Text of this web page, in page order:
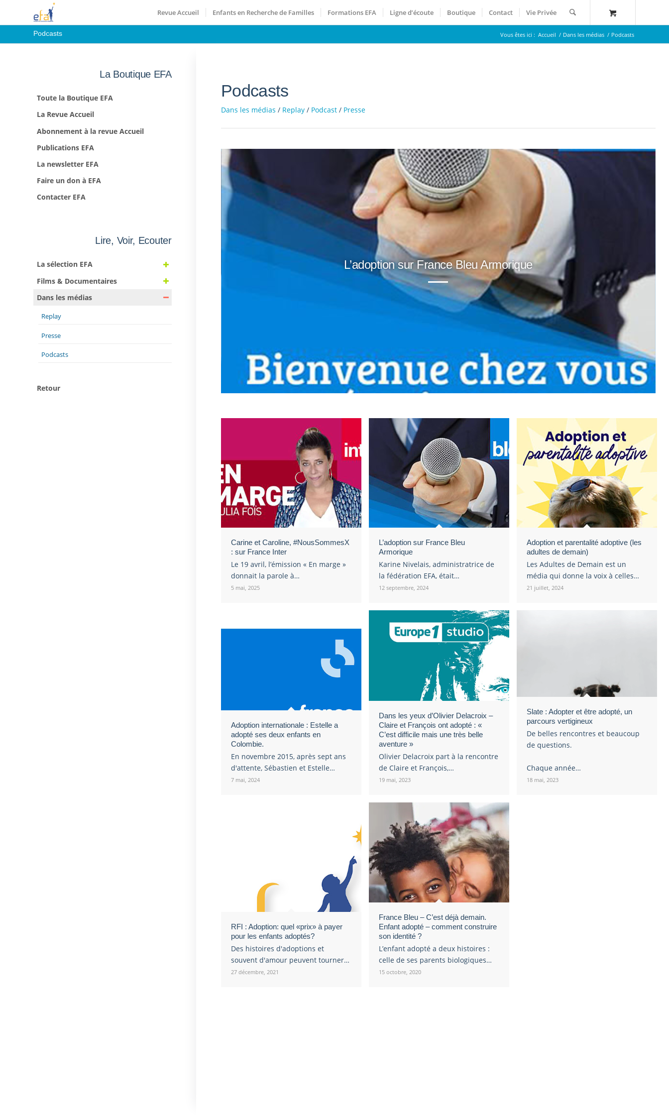
Revue Accueil Enfants en Recherche de Familles Formations EFA Ligne d’écoute Boutique Contact Vie Privée
Podcasts Vous êtes ici : Accueil / Dans les médias / Podcasts
Podcasts
Dans les médias / Replay/ Podcast/ Presse
L’adoption sur France Bleu Armorique
Carine et Caroline, #NousSommesX
: sur France Inter
Le 19 avril, l’émission « En marge »
donnait la parole à…
5 mai, 2025
L’adoption sur France Bleu
Armorique
Karine Nivelais, administratrice de
la fédération EFA, était…
12 septembre, 2024
Adoption et parentalité adoptive (les
adultes de demain)
Les Adultes de Demain est un
média qui donne la voix à celles…
21 juillet, 2024
Adoption internationale : Estelle a
adopté ses deux enfants en
Colombie.
En novembre 2015, après sept ans
d'attente, Sébastien et Estelle…
7 mai, 2024
Dans les yeux d’Olivier Delacroix –
Claire et François ont adopté : «
C’est difficile mais une très belle
aventure »
Olivier Delacroix part à la rencontre
de Claire et François,…
19 mai, 2023
Slate : Adopter et être adopté, un
parcours vertigineux
De belles rencontres et beaucoup
de questions.
Chaque année…
18 mai, 2023
RFI : Adoption: quel «prix» à payer
pour les enfants adoptés?
Des histoires d'adoptions et
souvent d'amour peuvent tourner…
27 décembre, 2021
France Bleu – C’est déjà demain.
Enfant adopté – comment construire
son identité ?
L’enfant adopté a deux histoires :
celle de ses parents biologiques…
15 octobre, 2020
La Boutique EFA
Toute la Boutique EFA
La Revue Accueil
Abonnement à la revue Accueil
Publications EFA
La newsletter EFA
Faire un don à EFA
Contacter EFA
Lire, Voir, Ecouter
La sélection EFA
Films & Documentaires
Dans les médias
Replay
Presse
Podcasts
Retour